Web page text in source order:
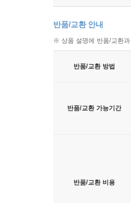
반품/교환 안내
※ 상품 설명에 반품/교환
반품/교환 방법
반품/교환 가능기간
반품/교환 비용